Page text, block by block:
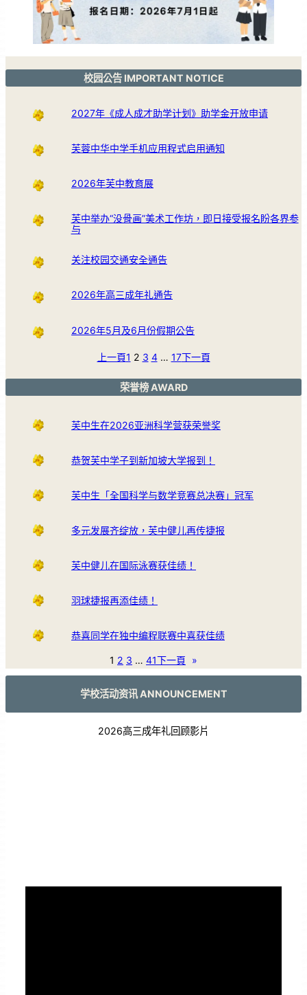
校园公告 IMPORTANT NOTICE
2027年《成人成才助学计划》助学金开放申请
芙蓉中华中学手机应用程式启用通知
2026年芙中教育展
芙中举办“没骨画”美术工作坊，即日接受报名盼各界参
与
关注校园交通安全通告
2026年高三成年礼通告
2026年5月及6月份假期公告
上一頁1 2 3 4 … 17下一頁
荣誉榜 AWARD
芙中生在2026亚洲科学营获荣誉奖
恭贺芙中学子到新加坡大学报到！
芙中生「全国科学与数学竞赛总决赛」冠军
多元发展齐绽放，芙中健儿再传捷报
芙中健儿在国际泳赛获佳绩！
羽球捷报再添佳绩！
恭喜同学在独中编程联赛中喜获佳绩
1 2 3 … 41下一頁 »
学校活动资讯 ANNOUNCEMENT
2026高三成年礼回顾影片